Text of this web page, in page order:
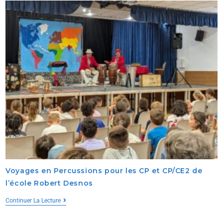
Voyages en Percussions pour les CP et CP/CE2 de
l’école Robert Desnos
Continuer La Lecture